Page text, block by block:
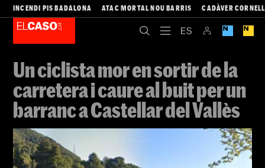
INCENDI PIS BADALONA ATAC MORTAL NOU BARRIS CADÀVER
Un ciclista mor en sortir de la
carretera i caure al buit per un
barranc a Castellar del Vallès